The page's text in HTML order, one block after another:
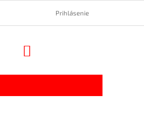
Prihlásenie